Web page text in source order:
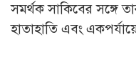
সমর্থক সাকিবের সঙ্গে
হাতাহাতি এবং